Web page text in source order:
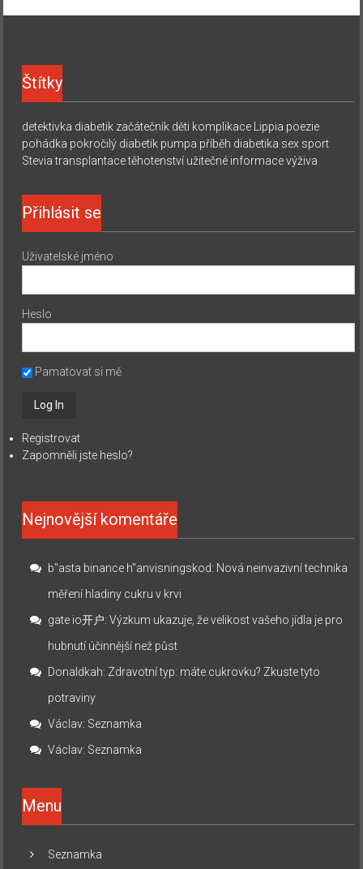
Štítky
detektivka diabetik začátečník děti komplikace Lippia poezie
pohádka pokročilý diabetik pumpa příběh diabetika sex sport
Stevia transplantace těhotenství užitečné informace výživa
Přihlásit se
Uživatelské jméno
Heslo
Pamatovat si mě
Registrovat
Zapomněli jste heslo?
Nejnovější komentáře
b"asta binance h"anvisningskod: Nová neinvazivní technika
měření hladiny cukru v krvi
gate io开户:Výzkum ukazuje, že velikost vašeho jídla je pro
hubnutí účinnější než půst
Donaldkah: Zdravotní typ: máte cukrovku? Zkuste tyto
potraviny
Václav: Seznamka
Václav: Seznamka
Menu
Seznamka